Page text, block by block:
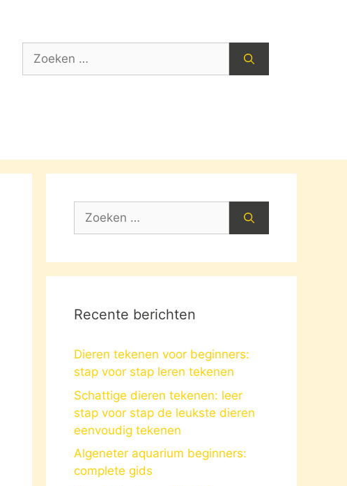
Zoek
Zoek
Recente berichten
Dieren tekenen voor beginners:
stap voor stap leren tekenen
Schattige dieren tekenen: leer
stap voor stap de leukste dieren
eenvoudig tekenen
Algeneter aquarium beginners:
complete gids